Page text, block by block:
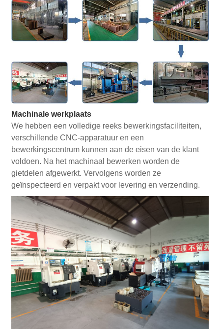
Machinale werkplaats
We hebben een volledige reeks bewerkingsfaciliteiten,
verschillende CNC-apparatuur en een
bewerkingscentrum kunnen aan de eisen van de klant
voldoen. Na het machinaal bewerken worden de
gietdelen afgewerkt. Vervolgens worden ze
geïnspecteerd en verpakt voor levering en verzending.